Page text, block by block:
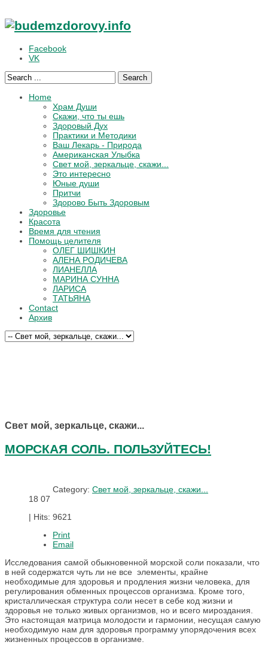
Facebook
VK
Search
Home
Храм Души
Скажи, что ты ешь
Здоровый Дух
Практики и Методики
Ваш Лекарь - Природа
Американская Улыбка
Свет мой, зеркальце, скажи...
Это интересно
Юные души
Притчи
Здорово Быть Здоровым
Здоровье
Красота
Время для чтения
Помощь целителя
ОЛЕГ ШИШКИН
АЛЕНА РОДИЧЕВА
ЛИАНЕЛЛА
МАРИНА СУННА
ЛАРИСА
ТАТЬЯНА
Contact
Архив
Свет мой, зеркальце, скажи...
МОРСКАЯ СОЛЬ. ПОЛЬЗУЙТЕСЬ!
Category: Свет мой, зеркальце, скажи...
18 07
| Hits: 9621
Print
Email
Исследования самой обыкновенной морской соли показали, что
в ней содержатся чуть ли не все элементы, крайне
необходимые для здоровья и продления жизни человека, для
регулирования обменных процессов организма. Кроме того,
кристаллическая структура соли несет в себе код жизни и
здоровья не только живых организмов, но и всего мироздания.
Это настоящая матрица молодости и гармонии, несущая самую
необходимую нам для здоровья программу упорядочения всех
жизненных процессов в организме.